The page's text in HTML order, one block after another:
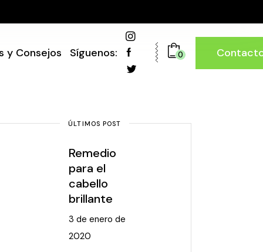
y Consejos Síguenos: 0
ÚLTIMOS POST
Remedio
para el
cabello
brillante
3 de enero de
2020